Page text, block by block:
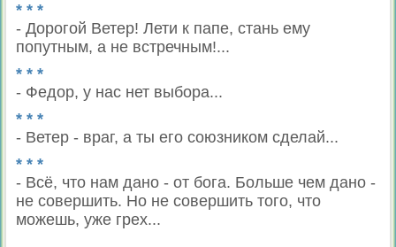
* * *
- Дорогой Ветер! Лети к папе, стань ему
попутным, а не встречным!...
* * *
- Федор, у нас нет выбора...
* * *
- Ветер - враг, а ты его союзником сделай...
* * *
- Всё, что нам дано - от бога. Больше чем дано -
не совершить. Но не совершить того, что
можешь, уже грех...